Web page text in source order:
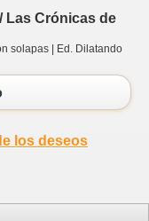
Las Crónicas de
solapas | Ed. Dilatando
los deseos